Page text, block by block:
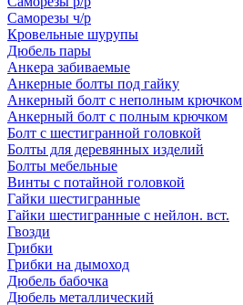
Саморезы ч/р
Кровельные шурупы
Дюбель пары
Анкера забиваемые
Анкерные болты под гайку
Анкерный болт с неполным крючком
Анкерный болт с полным крючком
Болт с шестигранной головкой
Болты для деревянных изделий
Болты мебельные
Винты с потайной головкой
Гайки шестигранные
Гайки шестигранные с нейлон. вст.
Гвозди
Грибки
Грибки на дымоход
Дюбель бабочка
Дюбель металлический